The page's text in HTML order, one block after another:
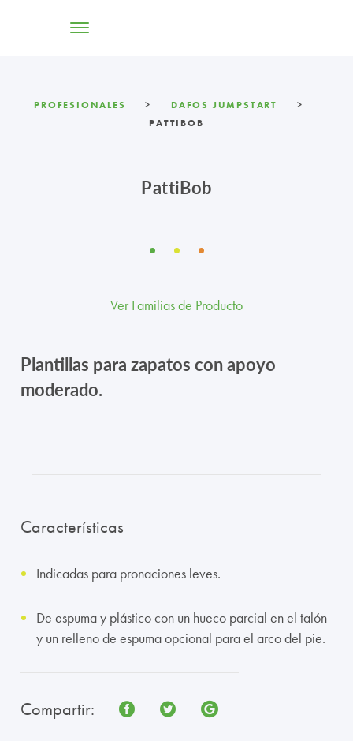
CONÓCENOS
TRABAJA CON NOSOTROS
PROFESIONALES > DAFOS JUMPSTART
>
PATTIBOB
PattiBob
Ver Familias de Producto
Plantillas para zapatos con apoyo
moderado.
Características
Indicadas para pronaciones leves.
De espuma y plástico con un hueco parcial en el talón
y un relleno de espuma opcional para el arco del pie.
Compartir: